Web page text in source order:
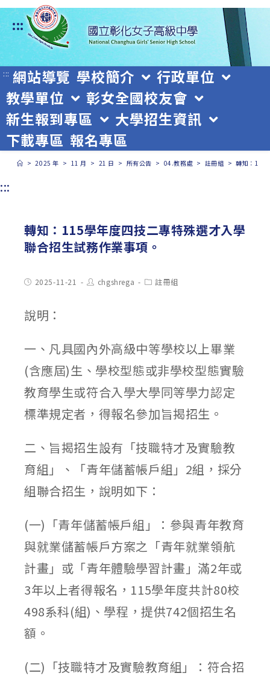
跳
轉
至
主
要
內
容
:::
::: 網站導覽 學校簡介
行政單位
教學單位
彰女全國校友會
新生報到專區
大學招生資訊
下載專區 報名專區
> 2025 年 > 11 月 > 21 日 > 所有公告 > 04.教務處 > 註冊組 > 轉知：115
:::
轉知：115學年度四技二專特殊選才入學
聯合招生試務作業事項。
Post2025-11-21
Post
author:
chgshrega
Post註冊組
說明：
一、凡具國內外高級中等學校以上畢業
(含應屆)生、學校型態或非學校型態實驗
教育學生或符合入學大學同等學力認定
標準規定者，得報名參加旨揭招生。
二、旨揭招生設有「技職特才及實驗教
育組」、「青年儲蓄帳戶組」2組，採分
組聯合招生，說明如下：
(一)「青年儲蓄帳戶組」：參與青年教育
與就業儲蓄帳戶方案之「青年就業領航
計畫」或「青年體驗學習計畫」滿2年或
3年以上者得報名，115學年度共計80校
498系科(組)、學程，提供742個招生名
額。
(二)「技職特才及實驗教育組」：符合招